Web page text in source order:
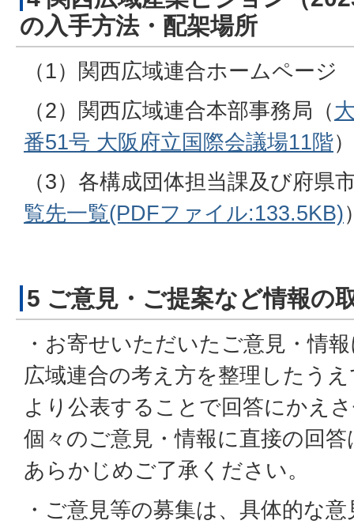
の入手方法・配架場所
（1）関西広域連合ホームページ
（2）関西広域連合本部事務局（
番51号 大阪府立国際会議場11階）
（3）各構成団体担当課及び府県
覧先一覧(PDFファイル:133.5KB)
5 ご意見・ご提案など情報の
・お寄せいただいたご意見・情
広域連合の考え方を整理したう
より公表することで回答にかえ
個々のご意見・情報に直接の回
あらかじめご了承ください。
・ご意見等の募集は、具体的な